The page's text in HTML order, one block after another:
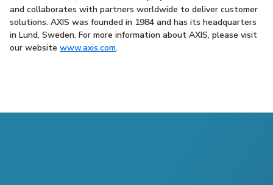
and collaborates with partners worldwide to deliver customer
solutions. AXIS was founded in 1984 and has its headquarters
in Lund, Sweden. For more information about AXIS, please visit
our website www.axis.com.